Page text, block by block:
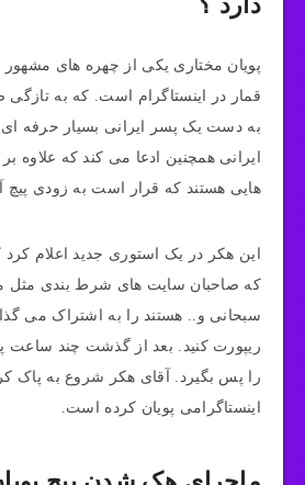
پویان مختاری یکی از چهره های
قمار در اینستاگرام است. که به تازگی
به دست یک پسر ایرانی بسیار حرفه
ایرانی همچنین ادعا می کند که علاوه
هایی هستند که قرار است به زودی پیچ
این هکر در یک استوری جدید اعلام کرد
که صاحبان سایت های شرط بندی مثل
سبحانی و.. هستند را به اشتراک می
ریپورت کنید. بعد از گذشت چند ساعت
را پس بگیرد. آقای هکر شروع به پاک
اینستاگرامی پویان کرده است.